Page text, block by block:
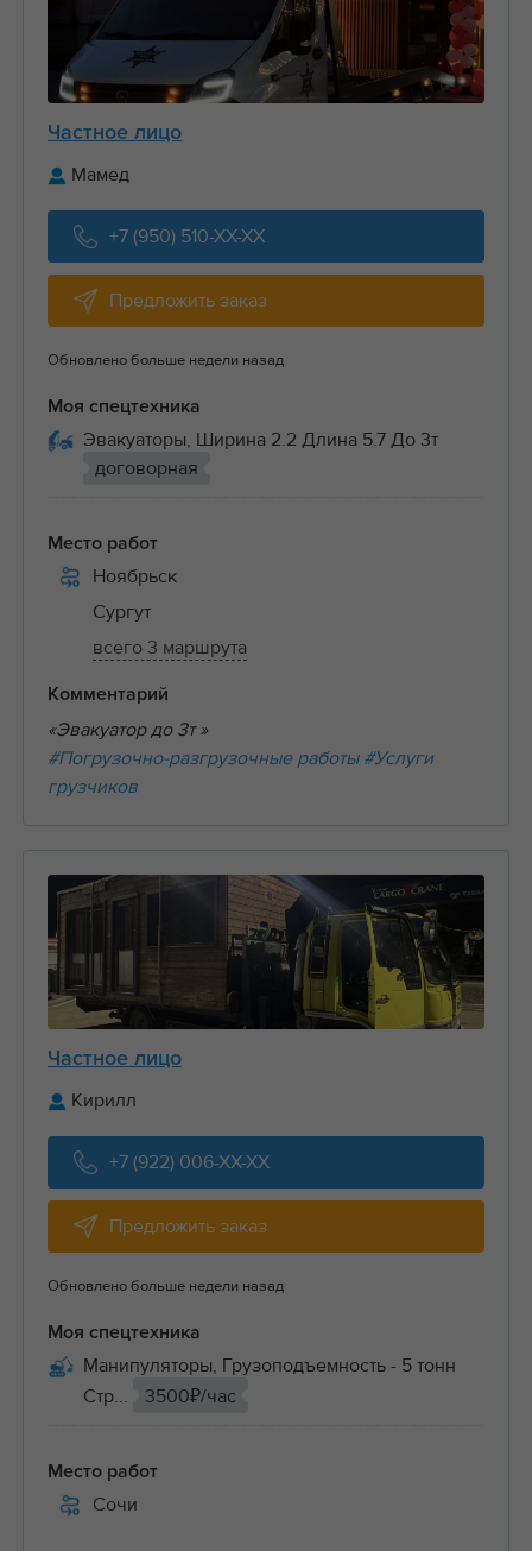
Частное лицо
Мамед
+7 (950) 510-XX-XX
Предложить заказ
Обновлено больше недели назад
Моя спецтехника
Эвакуаторы, Ширина 2.2 Длина 5.7 До 3т
договорная
Место работ
Ноябрьск
Сургут
всего 3 маршрута
Комментарий
«Эвакуатор до 3т »
#Погрузочно-разгрузочные работы #Услуги
грузчиков
Частное лицо
Кирилл
+7 (922) 006-XX-XX
Предложить заказ
Обновлено больше недели назад
Моя спецтехника
Манипуляторы, Грузоподъемность - 5 тонн
Стр...
3500₽/час
Место работ
Сочи